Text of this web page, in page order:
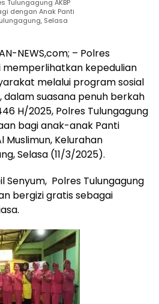
Tulungagung AKBP
dengan Anak Panti
Selasa
NEWS,com; – Polres
memperlihatkan kepedulian
melalui program sosial
dalam suasana penuh berkah
H/2025, Polres Tulungagung
bagi anak-anak Panti
Muslimun, Kelurahan
Selasa (11/3/2025).
Senyum, Polres Tulungagung
bergizi gratis sebagai